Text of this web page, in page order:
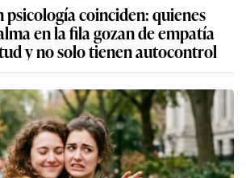
psicología coinciden: quienes
en la fila gozan de empatía
y no solo tienen autocontrol